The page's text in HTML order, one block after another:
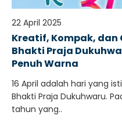
22 April 2025
Kreatif, Kompak, dan
Bhakti Praja
Penuh Warna
16 April adalah hari yang
Bhakti Praja Dukuhwaru.
tahun yang..